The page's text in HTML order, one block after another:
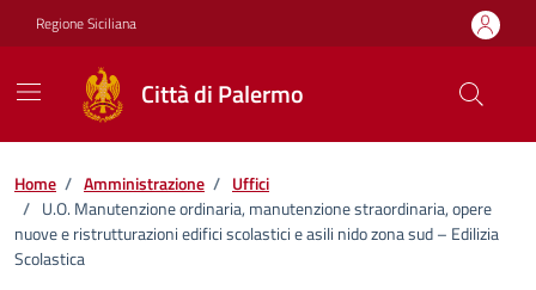
Vai ai contenuti
Vai al footer
Regione Siciliana
Città di Palermo
Home / Amministrazione / Uffici
/ U.O. Manutenzione ordinaria, manutenzione straordinaria, opere
nuove e ristrutturazioni edifici scolastici e asili nido zona sud – Edilizia
Scolastica